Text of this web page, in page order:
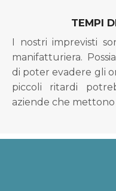
TEMPI
I nostri imprevisti
manifatturiera.
di poter evadere gli
piccoli ritardi
aziende che